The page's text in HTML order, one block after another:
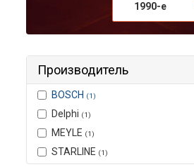
1990-е
Производитель
BOSCH (1)
Delphi (1)
MEYLE (1)
STARLINE (1)